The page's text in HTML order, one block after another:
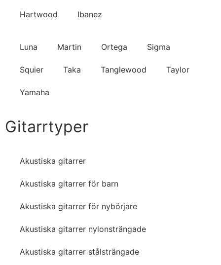
Hartwood Ibanez
Luna Martin Ortega Sigma
Squier Taka Tanglewood Taylor
Yamaha
Gitarrtyper
Akustiska gitarrer
Akustiska gitarrer för barn
Akustiska gitarrer för nybörjare
Akustiska gitarrer nylonsträngade
Akustiska gitarrer stålsträngade